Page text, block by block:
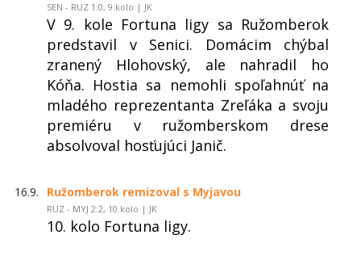
SEN - RUZ 1:0, 9.kolo | JK
V 9. kole Fortuna ligy sa Ružomberok
predstavil v Senici. Domácim chýbal
zranený Hlohovský, ale nahradil ho
Kóňa. Hostia sa nemohli spoľahnúť na
mladého reprezentanta Zreľáka a svoju
premiéru v ružomberskom drese
absolvoval hosťujúci Janič.
16.9. Ružomberok remizoval s Myjavou
RUZ - MYJ 2:2, 10.kolo | JK
10. kolo Fortuna ligy.